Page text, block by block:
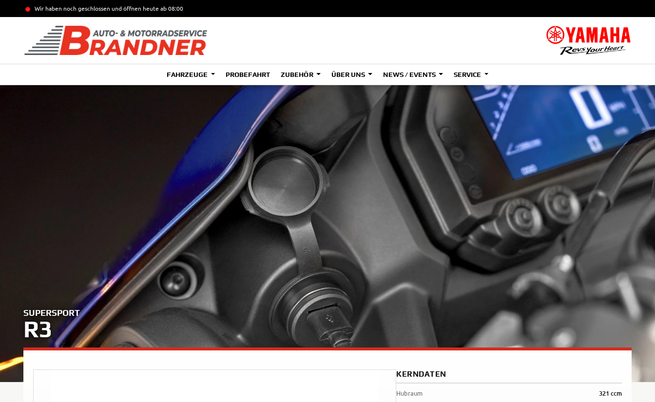
Wir haben noch geschlossen und öffnen heute ab 08:00
FAHRZEUGE
ADVENTURE
OFFROAD COMPETITION
SPORT HERITAGE
SPORT TOURING
SUPERSPORT
700
Tenere
700
(Low)
(Low)
A2
Tenere
A
Tenere
A2
Tenere
700
Rally
Tenere
700
WR125R
PROBEFAHRT ZUBEHÖR ÜBER UNS NEWS / EVENTS SERVICE
SUPERSPORT
R3
KERNDATEN
Hubraum 321 ccm